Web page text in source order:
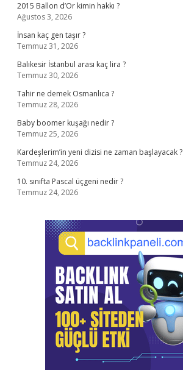
2015 Ballon d’Or kimin hakkı ?
Ağustos 3, 2026
İnsan kaç gen taşır ?
Temmuz 31, 2026
Balıkesir İstanbul arası kaç lira ?
Temmuz 30, 2026
Tahir ne demek Osmanlıca ?
Temmuz 28, 2026
Baby boomer kuşağı nedir ?
Temmuz 25, 2026
Kardeşlerim’in yeni dizisi ne zaman başlayacak ?
Temmuz 24, 2026
10. sınıfta Pascal üçgeni nedir ?
Temmuz 24, 2026